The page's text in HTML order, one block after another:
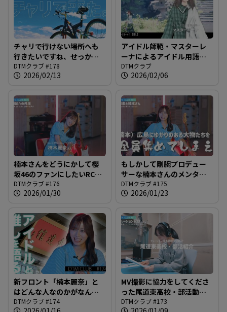
チャリで行けない場所へも
行きたいですね、せっかく
の広島なので＠DTMクラブ
#178
DTMクラブ #178
2026/02/13
アイドル師範・マスターレ
ーナによるアイドル用語解
説、始まります＠DTMクラ
ブ #177
DTMクラブ
2026/02/06
楠本さんをどうにかして櫻
坂46のファンにしたいRCC
関係者の思惑が跋扈する番
組＠DTMクラブ #176
DTMクラブ #176
2026/01/30
もしかして剛腕プロデュー
サーな楠本さんのメンタル
＠DTMクラブ #175
DTMクラブ #175
2026/01/23
新フロント「楠本麗奈」と
はどんな人なのかがなんと
なく分かる、かもしれない
DTMクラブ #174
MV撮影に協力をしてくださ
った尾道東高校・部活動を
ご紹介！＠DTMクラブ #173
DTMクラブ #173